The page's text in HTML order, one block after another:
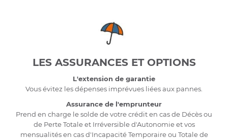
LES ASSURANCES ET OPTIONS
L'extension de garantie
Vous évitez les dépenses imprévues liées aux pannes.
Assurance de l'emprunteur
Prend en charge le solde de votre crédit en cas de Décès ou
de Perte Totale et Irréversible d'Autonomie et vos
mensualités en cas d'Incapacité Temporaire ou Totale de